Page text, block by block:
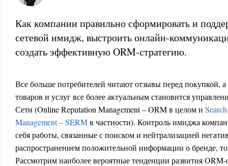
Как компании правильно сформировать и
сетевой имидж, выстроить онлайн-
создать эффективную ORM-стратегию.
Все больше потребителей читают отзывы перед покупкой,
товаров и услуг все более актуальным становится
Сети (Online Reputation Management – ORM в целом и
Management – SERMв частности). Контроль имиджа
себя работы, связанные с поиском и нейтрализацией
распространением положительной информации о бренде,
Рассмотрим наиболее вероятные тенденции развития ORM-